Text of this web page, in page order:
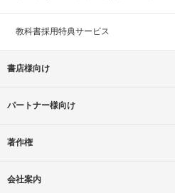
教科書採用特典サービス
書店様向け
パートナー様向け
著作権
会社案内